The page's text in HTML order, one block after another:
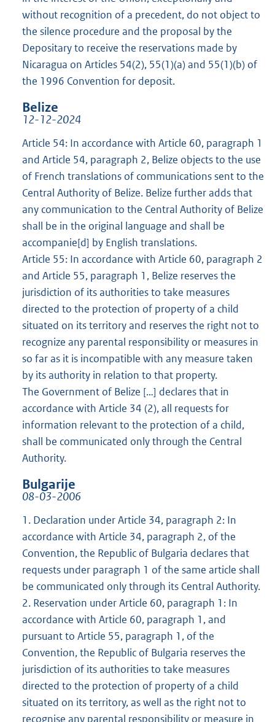
without recognition of a precedent, do not object to
the silence procedure and the proposal by the
Depositary to receive the reservations made by
Nicaragua on Articles 54(2), 55(1)(a) and 55(1)(b) of
the 1996 Convention for deposit.
Belize
12-12-2024
Article 54: In accordance with Article 60, paragraph 1
and Article 54, paragraph 2, Belize objects to the use
of French translations of communications sent to the
Central Authority of Belize. Belize further adds that
any communication to the Central Authority of Belize
shall be in the original language and shall be
accompanie[d] by English translations.
Article 55: In accordance with Article 60, paragraph 2
and Article 55, paragraph 1, Belize reserves the
jurisdiction of its authorities to take measures
directed to the protection of property of a child
situated on its territory and reserves the right not to
recognize any parental responsibility or measures in
so far as it is incompatible with any measure taken
by its authority in relation to that property.
The Government of Belize […] declares that in
accordance with Article 34 (2), all requests for
information relevant to the protection of a child,
shall be communicated only through the Central
Authority.
Bulgarije
08-03-2006
1. Declaration under Article 34, paragraph 2: In
accordance with Article 34, paragraph 2, of the
Convention, the Republic of Bulgaria declares that
requests under paragraph 1 of the same article shall
be communicated only through its Central Authority.
2. Reservation under Article 60, paragraph 1: In
accordance with Article 60, paragraph 1, and
pursuant to Article 55, paragraph 1, of the
Convention, the Republic of Bulgaria reserves the
jurisdiction of its authorities to take measures
directed to the protection of property of a child
situated on its territory, as well as the right not to
recognise any parental responsibility or measure in